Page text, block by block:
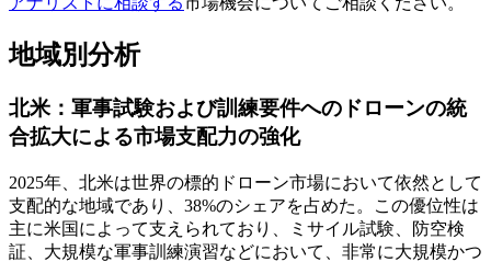
地域別分析
北米：軍事試験および訓練要件へのドローンの統
合拡大による市場支配力の強化
2025年、北米は世界の標的ドローン市場において依然として
支配的な地域であり、38%のシェアを占めた。この優位性は
主に米国によって支えられており、ミサイル試験、防空検
証、大規模な軍事訓練演習などにおいて、非常に大規模かつ